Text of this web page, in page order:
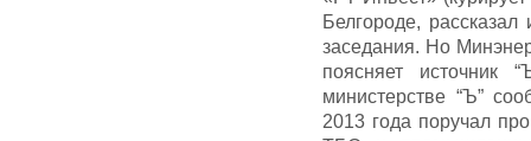
Белгороде, рассказал
заседания. Но
поясняет
министерстве “Ъ”
2013 года поручал